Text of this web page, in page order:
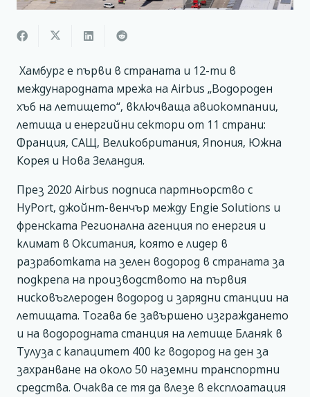
Хамбург е първи в страната и 12-ти в
международната мрежа на Airbus „Водороден
хъб на летището“, включваща авиокомпании,
летища и енергийни сектори от 11 страни:
Франция, САЩ, Великобритания, Япония, Южна
Корея и Нова Зеландия.
През 2020 Airbus подписа партньорство с
HyPort, джойнт-венчър между Engie Solutions и
френската Регионална агенция по енергия и
климат в Окситания, която е лидер в
разработката на зелен водород в страната за
подкрепа на производството на първия
нисковъглероден водород и зарядни станции на
летищата. Тогава бе завършено изграждането
и на водородната станция на летище Бланяк в
Тулуза с капацитет 400 кг водород на ден за
захранване на около 50 наземни транспортни
средства. Очаква се тя да влезе в експлоатация